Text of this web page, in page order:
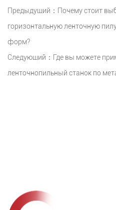
Предыдущий：Почему стоит
горизонтальную ленточную
форм?
Следующий：Где вы можете
ленточнопильный станок по